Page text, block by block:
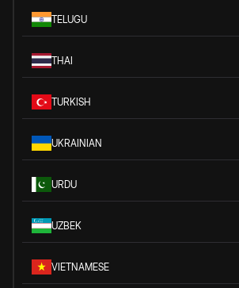
TELUGU
THAI
TURKISH
UKRAINIAN
URDU
UZBEK
VIETNAMESE